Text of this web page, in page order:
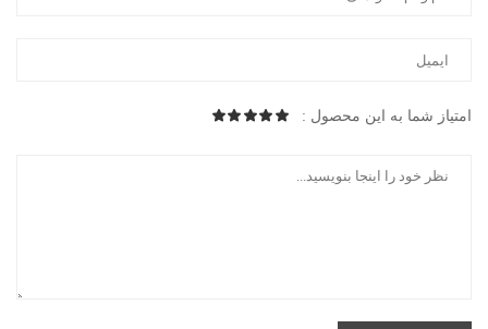
امتیاز شما به این محصول :